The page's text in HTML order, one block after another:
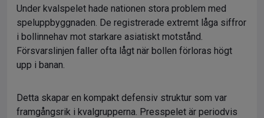
Under kvalspelet hade nationen stora problem med
speluppbyggnaden. De registrerade extremt låga siffror
i bollinnehav mot starkare asiatiskt motstånd.
Försvarslinjen faller ofta lågt när bollen förloras högt
upp i banan.
Detta skapar en kompakt defensiv struktur som var
framgångsrik i kvalgrupperna. Presspelet är periodvis